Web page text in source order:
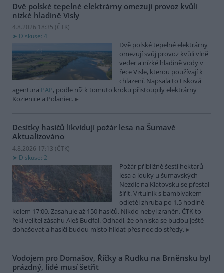
Dvě polské tepelné elektrárny omezují provoz kvůli
nízké hladině Visly
4.8.2026 18:35 (ČTK)
Diskuse: 4
Dvě polské tepelné elektrárny
omezují svůj provoz kvůli vlně
veder a nízké hladině vody v
řece Visle, kterou používají k
chlazení. Napsala to tisková
agentura PAP, podle níž k tomuto kroku přistoupily elektrárny
Kozienice a Polaniec.
Desítky hasičů likvidují požár lesa na Šumavě
Aktualizováno
4.8.2026 17:13 (ČTK)
Diskuse: 2
Požár přibližně šesti hektarů
lesa a louky u šumavských
Nezdic na Klatovsku se přestal
šířit. Vrtulník s bambivakem
odletěl zhruba po 1,5 hodině
kolem 17:00. Zasahuje až 150 hasičů. Nikdo nebyl zraněn. ČTK to
řekl velitel zásahu Aleš Bucifal. Odhadl, že ohniska se budou ještě
dohašovat a hasiči budou místo hlídat přes noc do středy.
Vodojem pro Domašov, Říčky a Rudku na Brněnsku byl
prázdný, lidé musí šetřit